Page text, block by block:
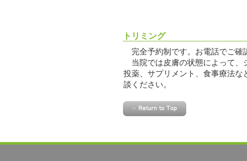
トリミング
完全予約制です。お電話でご確
当院では皮膚の状態によって
投薬、サプリメント、食事療法
談ください。